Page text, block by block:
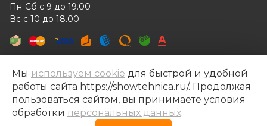
Пн-Сб с 9 до 19.00
Вс с 10 до 18.00
Шоутехника © 2014- 2026
Разработка сайта —Рекламный контент
Мы используем cookie для быстрой и удобной
работы сайта https://showtehnica.ru/. Продолжая
пользоваться сайтом, вы принимаете условия
обработки персональных данных.